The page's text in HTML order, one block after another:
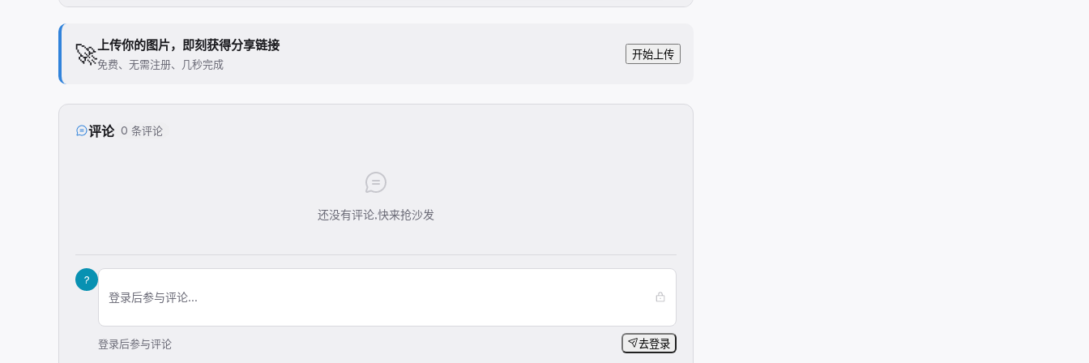
🚀上传你的图片，即刻获得分享链接
免费、无需注册、几秒完成
开始上传
评论 0 条评论
还没有评论,快来抢沙发
?
登录后参与评论...
登录后参与评论 去登录